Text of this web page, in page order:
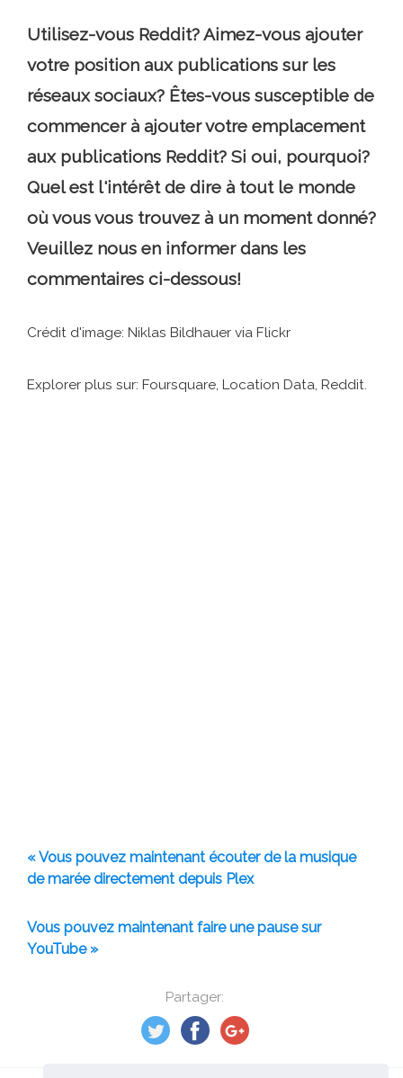
Partager:
Utilisez-vous Reddit? Aimez-vous ajouter
votre position aux publications sur les
réseaux sociaux? Êtes-vous susceptible de
commencer à ajouter votre emplacement
aux publications Reddit? Si oui, pourquoi?
Quel est l'intérêt de dire à tout le monde
où vous vous trouvez à un moment donné?
Veuillez nous en informer dans les
commentaires ci-dessous!
Crédit d'image: Niklas Bildhauer via Flickr
Explorer plus sur: Foursquare, Location Data, Reddit.
« Vous pouvez maintenant écouter de la musique
de marée directement depuis Plex
Vous pouvez maintenant faire une pause sur
YouTube »